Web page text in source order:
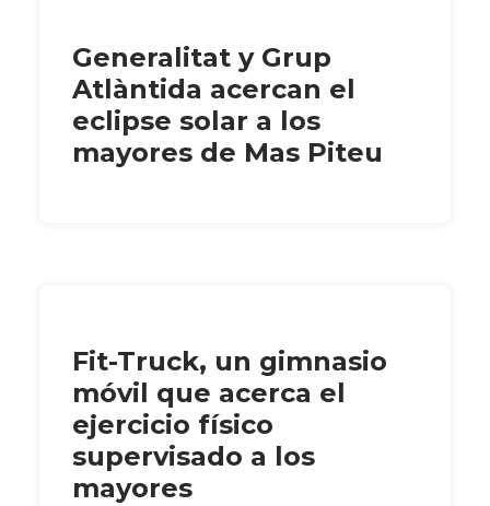
Generalitat y Grup
Atlàntida acercan el
eclipse solar a los
mayores de Mas Piteu
Fit-Truck, un gimnasio
móvil que acerca el
ejercicio físico
supervisado a los
mayores